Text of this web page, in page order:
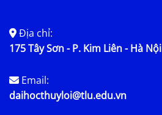
Địa chỉ:
175 Tây Sơn - P. Kim Liên - Hà Nội
Email:
daihocthuyloi@tlu.edu.vn